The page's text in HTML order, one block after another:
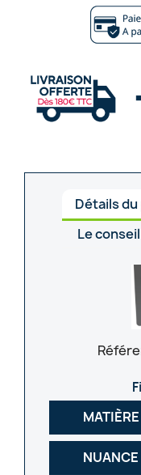
Détails
Le
MATIÈRE
NUANCE